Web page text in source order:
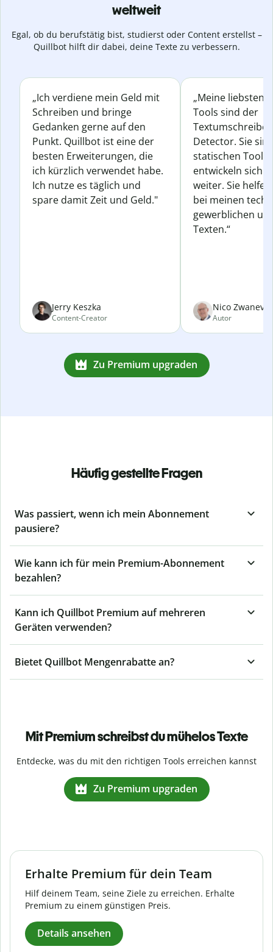
weltweit
Egal, ob du berufstätig bist, studierst oder Content erstellst –
Quillbot hilft dir dabei, deine Texte zu verbessern.
„Ich verdiene mein Geld mit
Schreiben und bringe
Gedanken gerne auf den
Punkt. Quillbot ist eine der
besten Erweiterungen, die
ich kürzlich verwendet habe.
Ich nutze es täglich und
spare damit Zeit und Geld."
Jerry Keszka
Content-Creator
„Meine liebsten
Tools sind der
Detector. Sie
statischen
entwickeln sich
weiter. Sie
bei meinen
gewerblichen
Texten.“
Nico
Autor
Zu Premium upgraden
Häufig gestellte Fragen
Was passiert, wenn ich mein Abonnement
pausiere?
Wie kann ich für mein Premium-Abonnement
bezahlen?
Kann ich Quillbot Premium auf mehreren
Geräten verwenden?
Bietet Quillbot Mengenrabatte an?
Mit Premium schreibst du mühelos Texte
Entdecke, was du mit den richtigen Tools erreichen kannst
Zu Premium upgraden
Erhalte Premium für dein Team
Hilf deinem Team, seine Ziele zu erreichen. Erhalte
Premium zu einem günstigen Preis.
Details ansehen